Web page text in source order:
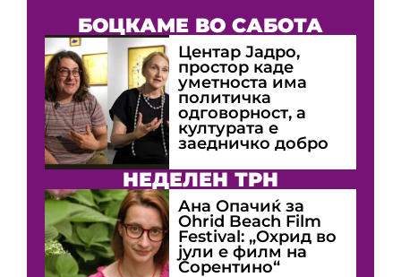
БОЦКАМЕ ВО САБОТА
Центар Јадро,
простор каде
уметноста има
политичка
одговорност, а
културата е
заедничко добро
НЕДЕЛЕН ТРН
Ана Опачиќ за
Оhrid Beach Film
Festival: „Охрид во
јули е филм на
Сорентино“